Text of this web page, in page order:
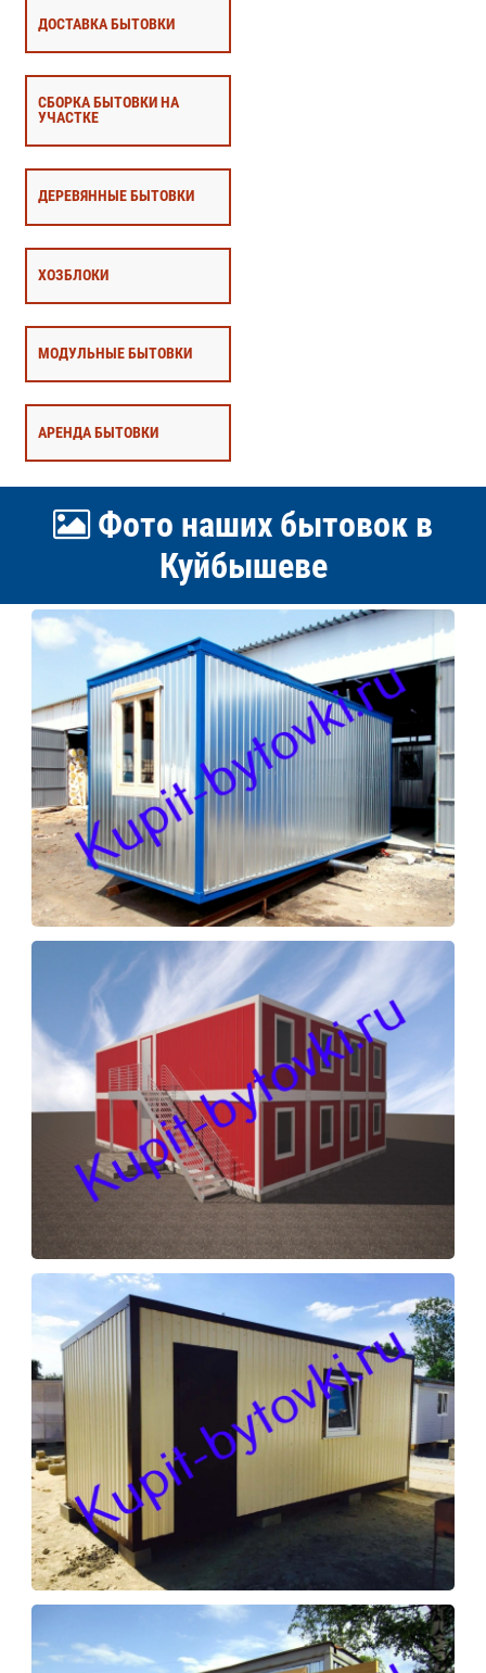
ДОСТАВКА БЫТОВКИ
СБОРКА БЫТОВКИ НА
УЧАСТКЕ
ДЕРЕВЯННЫЕ БЫТОВКИ
ХОЗБЛОКИ
МОДУЛЬНЫЕ БЫТОВКИ
АРЕНДА БЫТОВКИ
Фото наших бытовок в
Куйбышеве